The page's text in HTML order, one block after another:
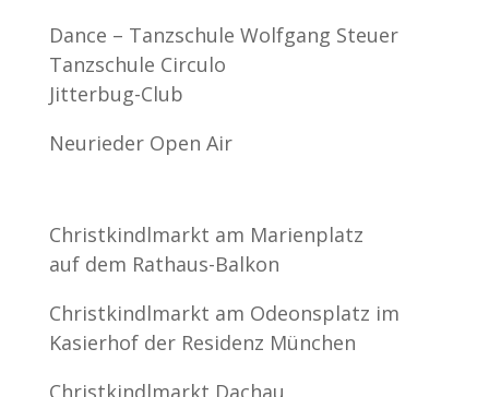
Dance – Tanzschule Wolfgang Steuer
Tanzschule Circulo
Jitterbug-Club
Neurieder Open Air
Christkindlmarkt am Marienplatz
auf dem Rathaus-Balkon
Christkindlmarkt am Odeonsplatz im
Kasierhof der Residenz München
Christkindlmarkt Dachau